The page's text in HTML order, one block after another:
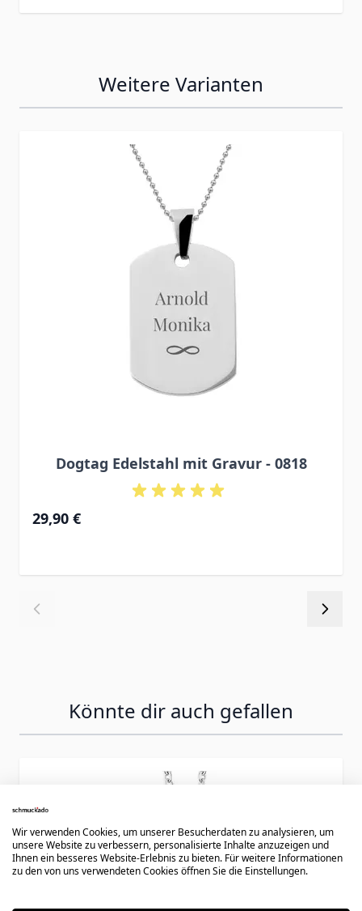
Weitere Varianten
Dogtag Edelstahl mit Gravur - 0818
29,90 €
Könnte dir auch gefallen
Wir verwenden Cookies, um unserer Besucherdaten zu analysieren, um
unsere Website zu verbessern, personalisierte Inhalte anzuzeigen und
Ihnen ein besseres Website-Erlebnis zu bieten. Für weitere Informationen
zu den von uns verwendeten Cookies öffnen Sie die Einstellungen.